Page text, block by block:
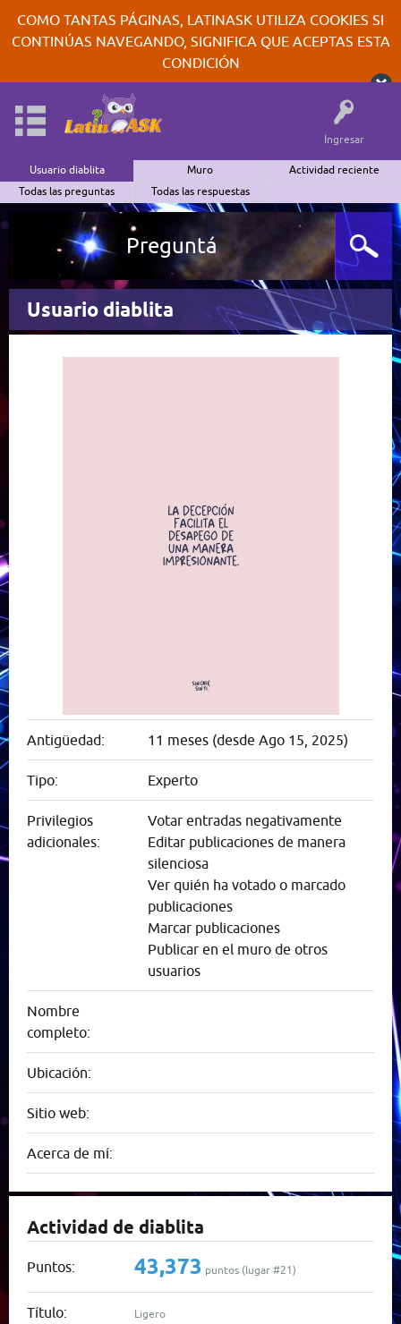
COMO TANTAS PÁGINAS, LATINASK UTILIZA COOKIES SI
CONTINÚAS NAVEGANDO, SIGNIFICA QUE ACEPTAS ESTA
CONDICIÓN
Ingresar
Usuario diablita Muro
Actividad reciente
Todas las preguntas
Todas las respuestas
Preguntá
Usuario diablita
Antigüedad: 11 meses (desde Ago 15, 2025)
Tipo: Experto
Privilegios
adicionales:
Votar entradas negativamente
Editar publicaciones de manera
silenciosa
Ver quién ha votado o marcado
publicaciones
Marcar publicaciones
Publicar en el muro de otros
usuarios
Nombre
completo:
Ubicación:
Sitio web:
Acerca de mí:
Actividad de diablita
Puntos: 43,373 puntos (lugar #21 )
Título: Ligero